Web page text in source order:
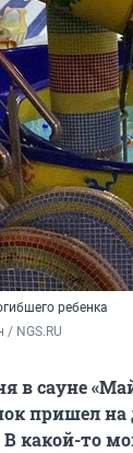
ребенка
NGS.RU
в сауне
пришел
В какой-то